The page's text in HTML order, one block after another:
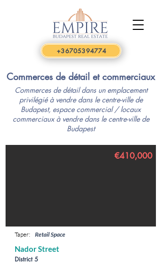
+36705394774
Commerces de détail et commerciaux
Commerces de détail dans un emplacement
privilégié à vendre dans le centre-ville de
Budapest, espace commercial / locaux
commerciaux à vendre dans le centre-ville de
Budapest
€410,000
Taper: Retail Space
Nador Street
District 5